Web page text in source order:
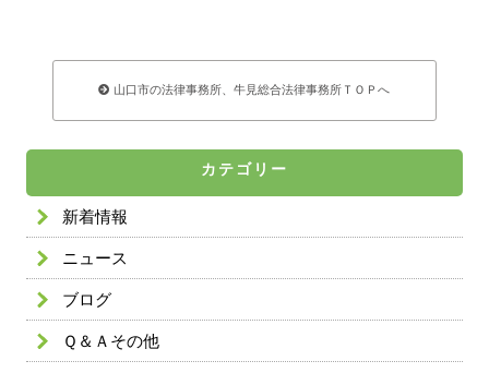
山口市の法律事務所、牛見総合法律事務所ＴＯＰへ
カテゴリー
新着情報
ニュース
ブログ
Ｑ＆Ａその他